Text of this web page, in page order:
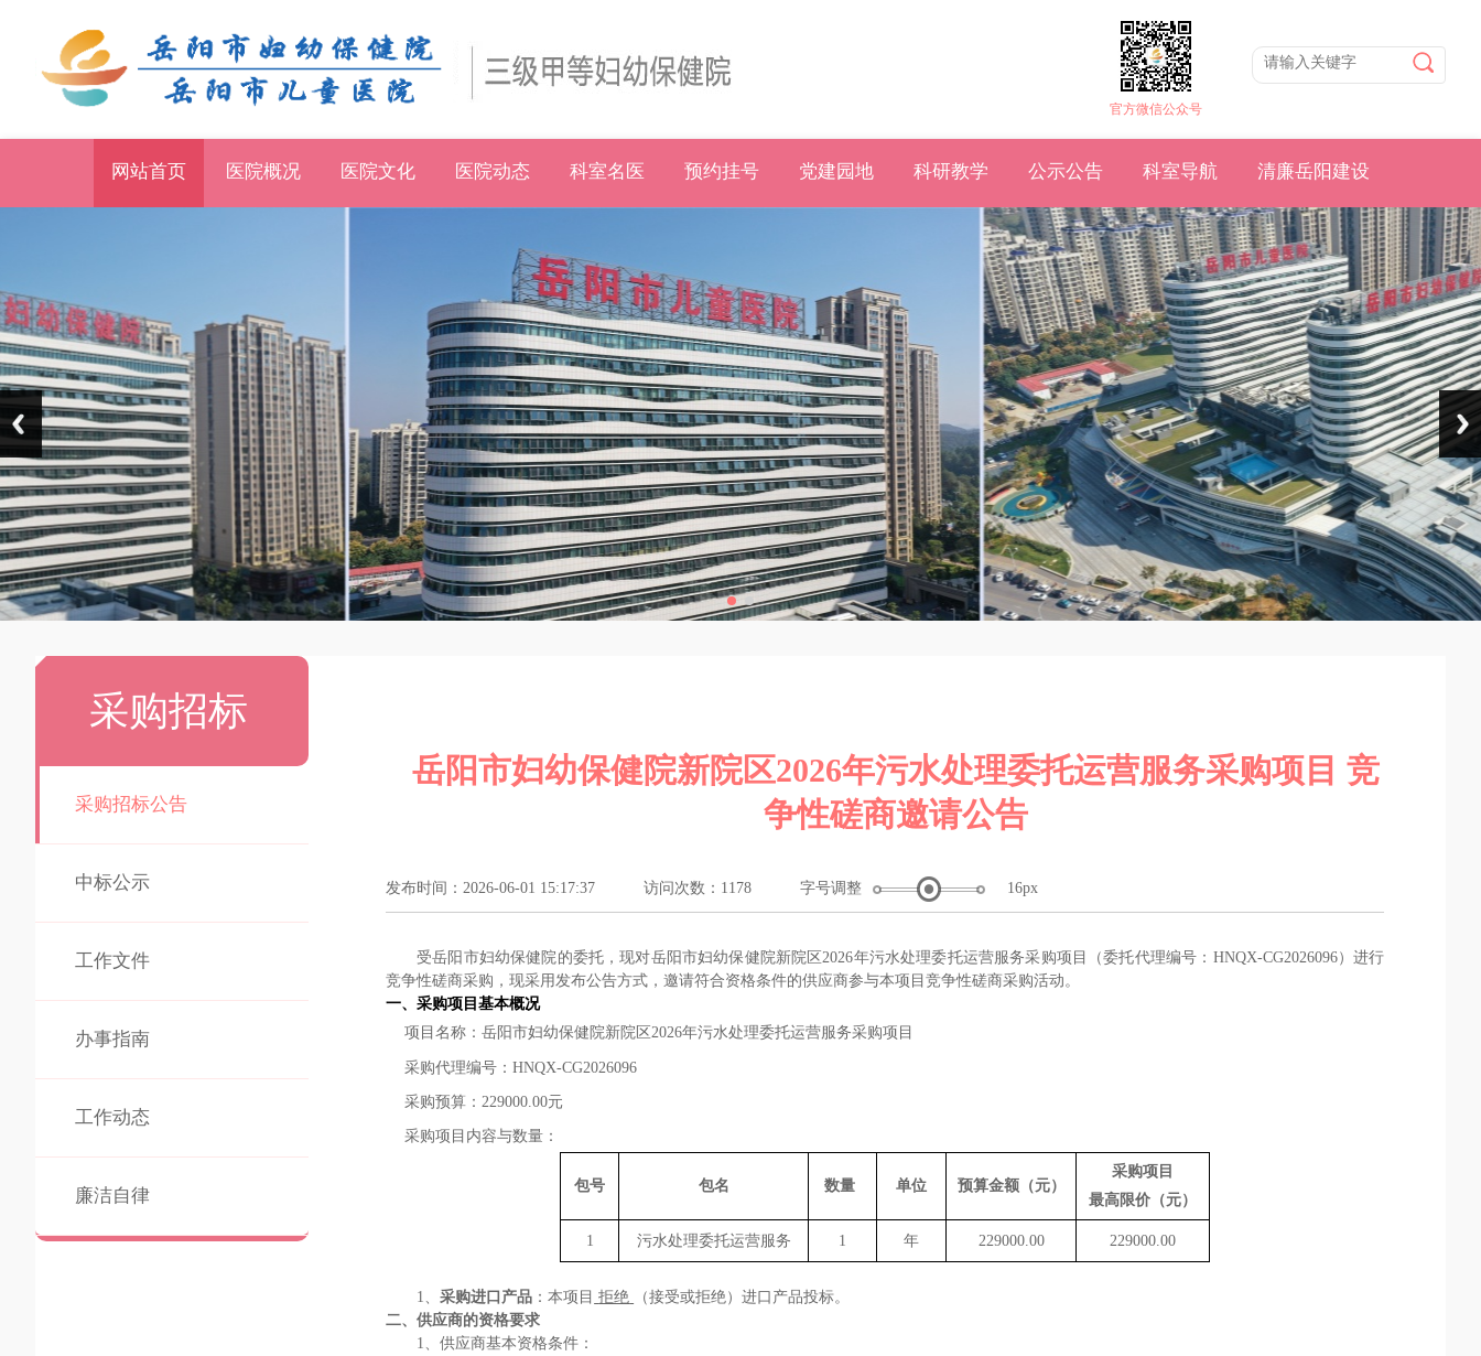
官方微信公众号
网站首页 医院概况 医院文化 医院动态 科室名医 预约挂号 党建园地 科研教学 公示公告 科室导航 清廉岳阳建设
采购招标
采购招标公告
中标公示
工作文件
办事指南
工作动态
廉洁自律
岳阳市妇幼保健院新院区2026年污水处理委托运营服务采购项目 竞
争性磋商邀请公告
发布时间：2026-06-01 15:17:37 访问次数：1178 字号调整 16px
受岳阳市妇幼保健院的委托，现对岳阳市妇幼保健院新院区2026年污水处理委托运营服务采购项目 （委托代理编号： HNQX-CG2026096）进行
竞争性磋商采购，现采用发布公告方式，邀请符合资格条件的供应商参与本项目竞争性磋商采购活动。
一、采购项目基本概况
项目名称：岳阳市妇幼保健院新院区2026年污水处理委托运营服务采购项目
采购代理编号： HNQX-CG2026096
采购预算： 229000.00元
采购项目内容与数量：
包号 包名 数量 单位 预算金额（元）
采购项目
最高限价（元）
1 污水处理委托运营服务 1 年 229000.00 229000.00
1、采购进口产品 ：本项目 拒绝
（接受或拒绝）进口产品投标。
二、 供应商的资格要求
1、供应商基本资格条件：